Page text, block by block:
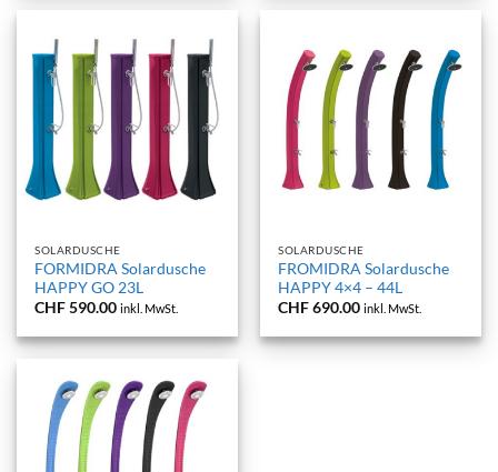
SOLARDUSCHE
FORMIDRA Solardusche
HAPPY GO 23L
CHF590.00 inkl. MwSt.
SOLARDUSCHE
FROMIDRA Solardusche
HAPPY 4×4 – 44L
CHF690.00 inkl. MwSt.